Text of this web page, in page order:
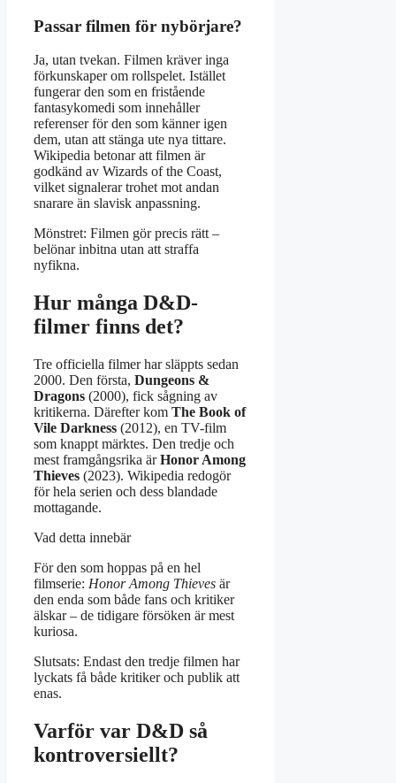
Passar filmen för nybörjare?
Ja, utan tvekan. Filmen kräver inga
förkunskaper om rollspelet. Istället
fungerar den som en fristående
fantasykomedi som innehåller
referenser för den som känner igen
dem, utan att stänga ute nya tittare.
Wikipedia betonar att filmen är
godkänd av Wizards of the Coast,
vilket signalerar trohet mot andan
snarare än slavisk anpassning.
Mönstret: Filmen gör precis rätt –
belönar inbitna utan att straffa
nyfikna.
Hur många D&D-
filmer finns det?
Tre officiella filmer har släppts sedan
2000. Den första, Dungeons &
Dragons (2000), fick sågning av
kritikerna. Därefter kom The Book of
Vile Darkness (2012), en TV-film
som knappt märktes. Den tredje och
mest framgångsrika ärHonor Among
Thieves (2023). Wikipedia redogör
för hela serien och dess blandade
mottagande.
Vad detta innebär
För den som hoppas på en hel
filmserie: Honor Among Thieves är
den enda som både fans och kritiker
älskar – de tidigare försöken är mest
kuriosa.
Slutsats: Endast den tredje filmen har
lyckats få både kritiker och publik att
enas.
Varför var D&D så
kontroversiellt?